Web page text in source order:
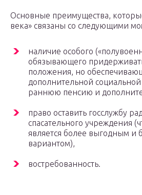
Основные преимущества,
века» связаны со следующими
наличие особого
обязывающего
положения, но
дополнительной
раннюю пенсию и
право оставить госслужбу
спасательного учреждения
является более выгодным и
вариантом),
востребованность.